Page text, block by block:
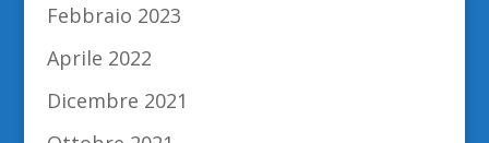
Febbraio 2023
Aprile 2022
Dicembre 2021